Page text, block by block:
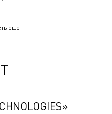
еще